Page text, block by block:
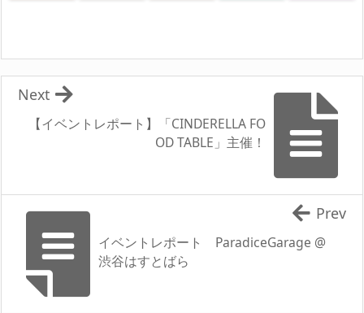
【イベントレポート】「CINDERELLA FO
OD TABLE」主催！
Next
イベントレポート ParadiceGarage @
渋谷はすとばら
Prev